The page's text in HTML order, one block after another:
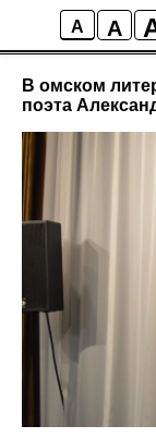
A A
В омском
поэта